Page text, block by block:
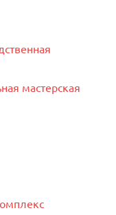
мастерская